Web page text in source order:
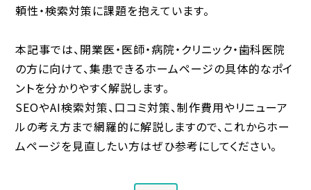
頼性・検索対策に課題を抱えています。
本記事では、開業医・医師・病院・クリニック・歯科医院
の方に向けて、集患できるホームページの具体的なポイ
ントを分かりやすく解説します。
SEOやAI検索対策、口コミ対策、制作費用やリニューア
ルの考え方まで網羅的に解説しますので、これからホー
ムページを見直したい方はぜひ参考にしてください。